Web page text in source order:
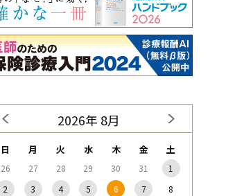
2026年 8月
日 月 火 水 木 金 土
26 27 28 29 30 31
1
2
3 4 5 6 7
8